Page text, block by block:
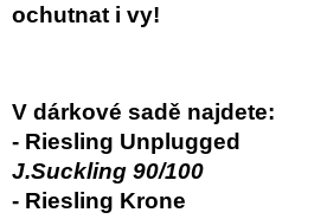
ochutnat i vy!
V dárkové sadě najdete:
- Riesling Unplugged
J.Suckling 90/100
- Riesling Krone